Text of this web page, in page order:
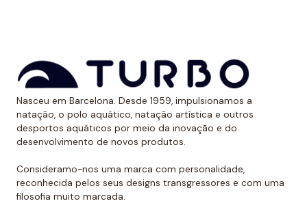
muito tempo sem sofrer desgaste.
Uso recomendado de calção para
polo aquático
Da Turbo recomendamos usar o calção para praticar
polo aquático ou treinar natação. Como se encaixa
perfeitamente no corpo, dificulta que o jogador de
polo aquático seja agarrado pelos rivais, algo de vital
importância. Além disso, nossos calções não arrastam
Nasceu em Barcelona. Desde 1959, impulsionamos a
natação, o polo aquático, natação artística e outros
desportos aquáticos por meio da inovação e do
desenvolvimento de novos produtos.
Consideramo-nos uma marca com personalidade,
reconhecida pelos seus designs transgressores e com uma
filosofia muito marcada.